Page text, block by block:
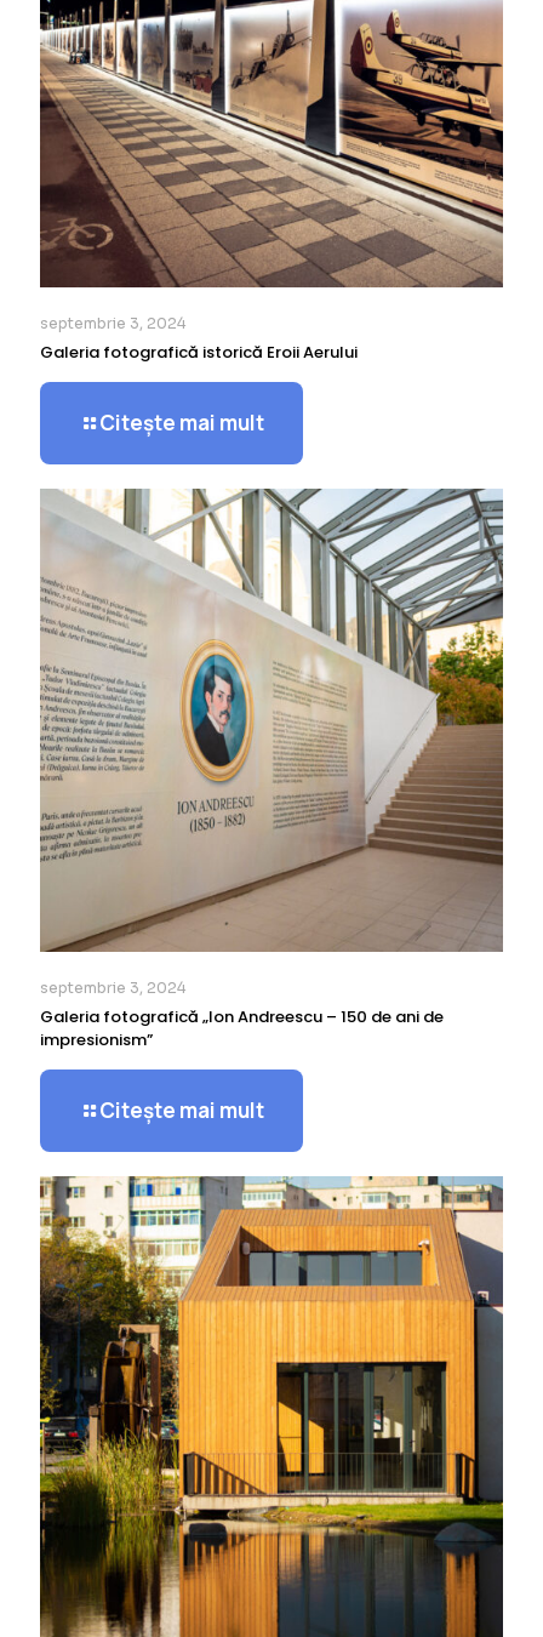
septembrie 3, 2024
Galeria fotografică istorică Eroii Aerului
Citește mai mult
septembrie 3, 2024
Galeria fotografică „Ion Andreescu – 150 de ani de
impresionism”
Citește mai mult